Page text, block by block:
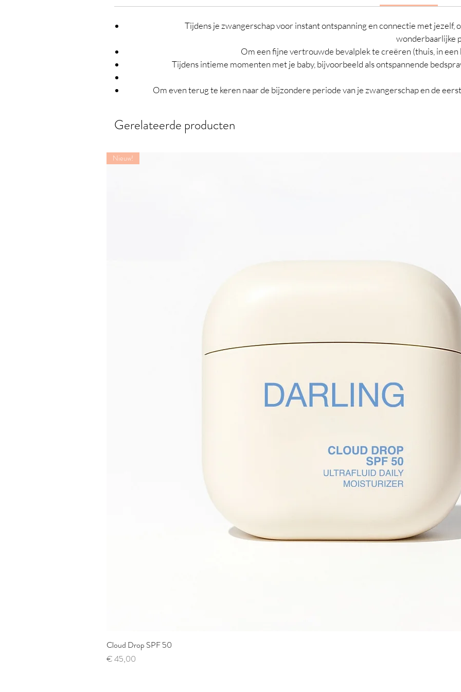
zijn op
vrouw
doen.
en
Tijdens je zwangerschap voor instant ontspanning en connectie met jezelf,
wonderbaarlijke
Om een fijne vertrouwde bevalplek te creëren (thuis, in
Tijdens intieme momenten met je baby, bijvoorbeeld als ontspannende
Om even terug te keren naar de bijzondere periode van je zwangerschap en de
Gerelateerde producten
Nieuw!
Cloud Drop SPF 50
Prijs
€ 45,00